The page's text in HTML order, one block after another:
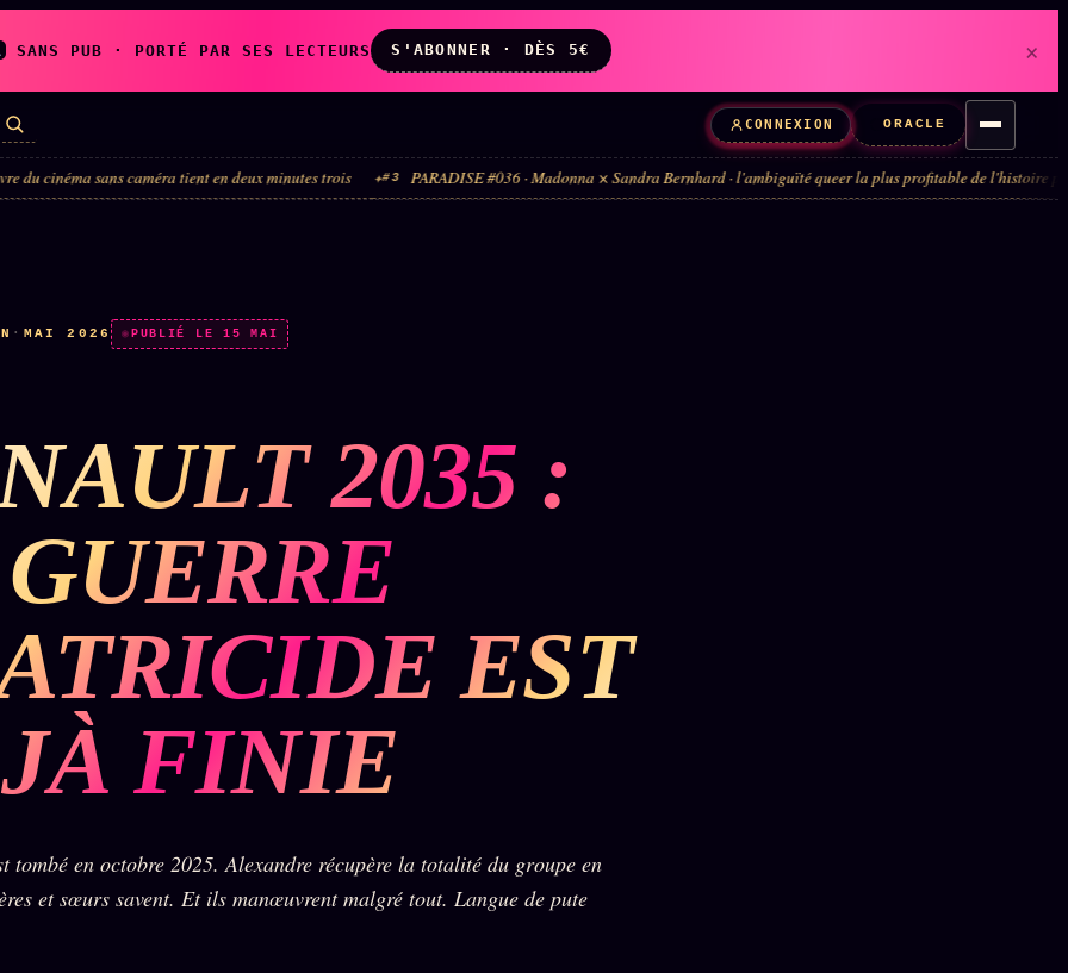
SANS PUB · PORTÉ PAR SES LECTEURS S'ABONNER · DÈS 5€ ×
CONNEXION ORACLE
◉ SOCIÉTÉ
LITTÉRAIRE
↗
BUREAU DE
PRÉDICTIONS INFOFICTION
Z/S
LINEAGE
z/S
SYSTEMS
2026
ÉDITORIAL
ÉQUIPE +
À propos
Founders
PRATIQUE +
Archive
complète
caméra tient en deux minutes trois #3 PARADISE #036 · Madonna × Sandra Bernhard · l'ambiguïté queer la plus profitable de l'histoire pop · 4 ans de
· MAI 2026 PUBLIÉ LE 15 MAI
2035 :
EST
FINIE
tombé en octobre 2025. Alexandre récupère la totalité du groupe en
et sœurs savent. Et ils manœuvrent malgré tout. Langue de pute